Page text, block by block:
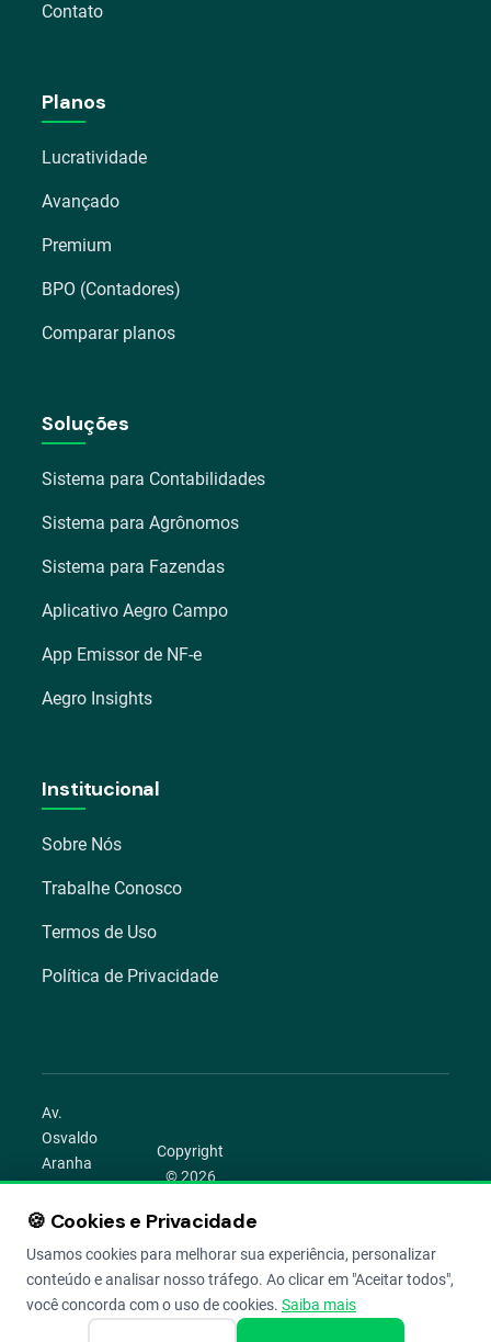
Contato
Planos
Lucratividade
Avançado
Premium
BPO (Contadores)
Comparar planos
Soluções
Sistema para Contabilidades
Sistema para Agrônomos
Sistema para Fazendas
Aplicativo Aegro Campo
App Emissor de NF-e
Aegro Insights
Institucional
Sobre Nós
Trabalhe Conosco
Termos de Uso
Política de Privacidade
Av.
Osvaldo
Aranha
1022 –
Bom
Porto
Alegre –
RS
Copyright
© 2026
Todos os
direitos
reservados.
🍪 Cookies e Privacidade
Usamos cookies para melhorar sua experiência, personalizar
conteúdo e analisar nosso tráfego. Ao clicar em "Aceitar todos",
você concorda com o uso de cookies. Saiba mais